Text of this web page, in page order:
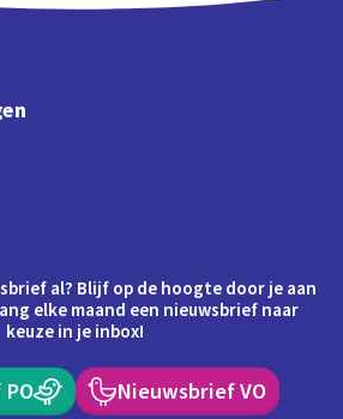
al? Blijf op de hoogte door je aan
elke maand een nieuwsbrief naar
keuze in je inbox!
Nieuwsbrief VO